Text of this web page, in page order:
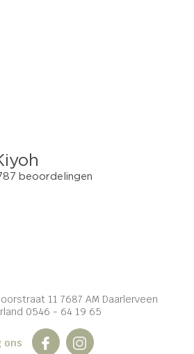
11 7687 AM Daarlerveen
0546 - 64 19 65
ons